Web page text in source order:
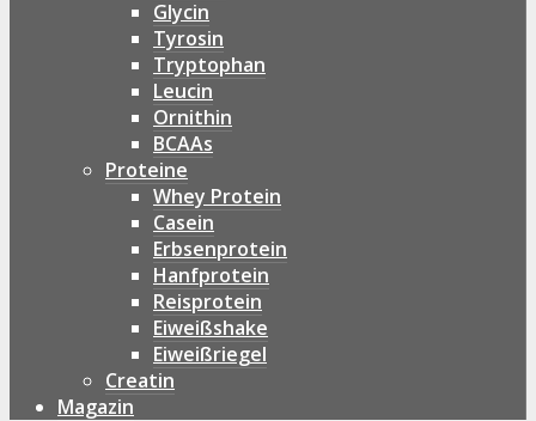
Glycin
Tyrosin
Tryptophan
Leucin
Ornithin
BCAAs
Proteine
Whey Protein
Casein
Erbsenprotein
Hanfprotein
Reisprotein
Eiweißshake
Eiweißriegel
Creatin
Magazin